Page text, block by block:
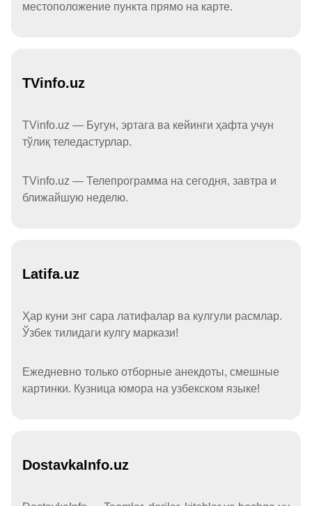
местоположение пункта прямо на карте.
TVinfo.uz
TVinfo.uz — Бугун, эртага ва кейинги ҳафта учун
тўлиқ теледастурлар.
TVinfo.uz — Телепрограмма на сегодня, завтра и
ближайшую неделю.
Latifa.uz
Ҳар куни энг сара латифалар ва кулгули расмлар.
Ўзбек тилидаги кулгу маркази!
Ежедневно только отборные анекдоты, смешные
картинки. Кузница юмора на узбекском языке!
DostavkaInfo.uz